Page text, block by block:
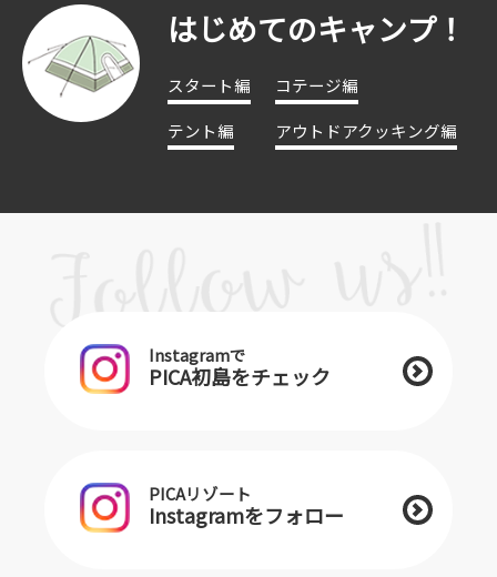
はじめてのキャンプ！
スタート編
コテージ編
テント編
アウトドアクッキング編
Instagramで
PICA初島をチェック
PICAリゾート
Instagramをフォロー